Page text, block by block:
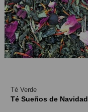
Té Verde
Té Sueños de Navidad